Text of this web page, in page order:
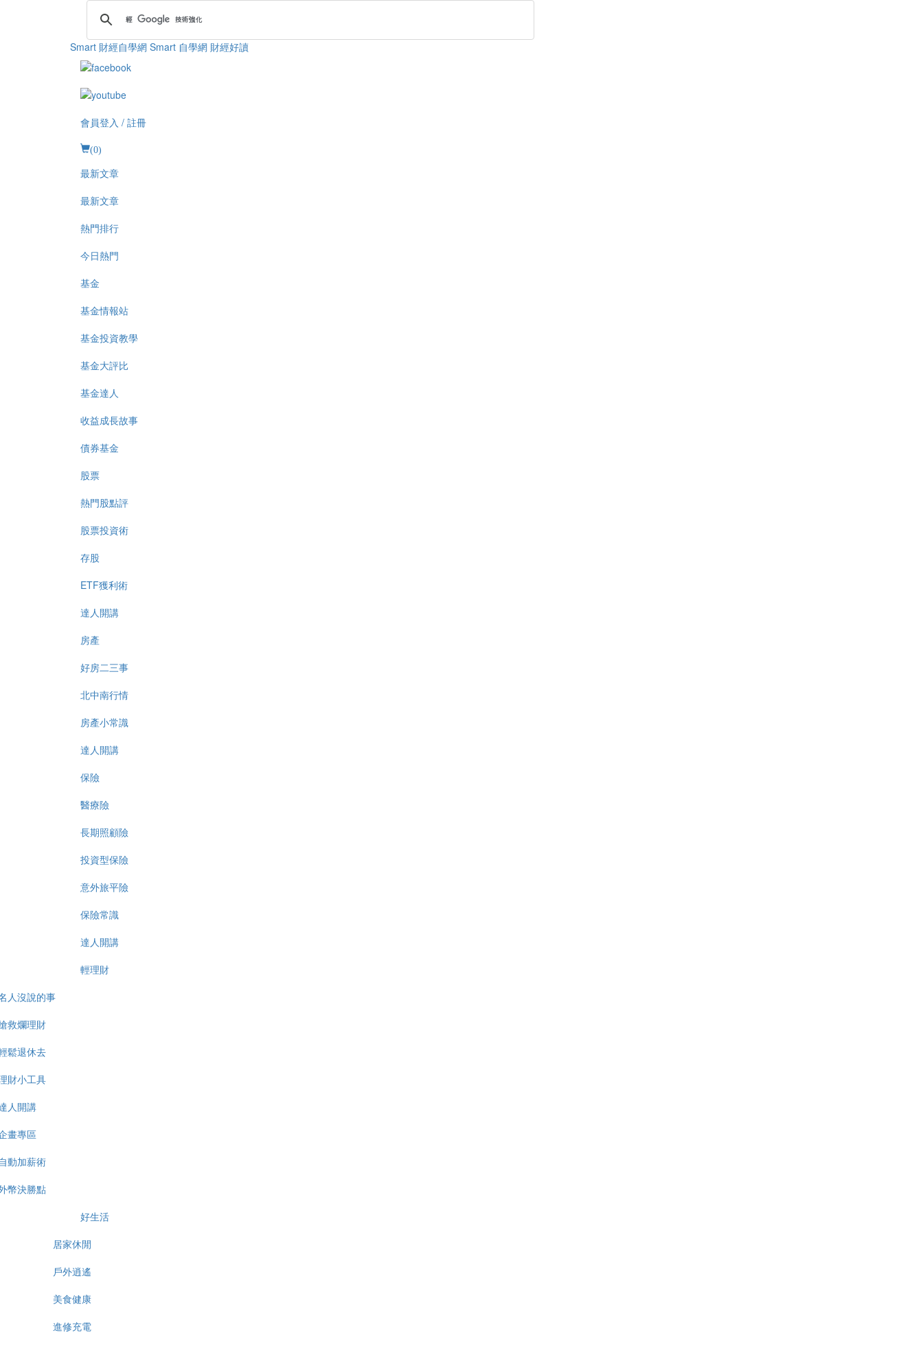
Smart 財經自學網 Smart 自學網 財經好讀
會員登入 / 註冊
(0)
最新文章
最新文章
熱門排行
今日熱門
基金
基金情報站
基金投資教學
基金大評比
基金達人
收益成長故事
債券基金
股票
熱門股點評
股票投資術
存股
ETF獲利術
達人開講
房產
好房二三事
北中南行情
房產小常識
達人開講
保險
醫療險
長期照顧險
投資型保險
意外旅平險
保險常識
達人開講
輕理財
人沒說的事
救爛理財
鬆退休去
財小工具
人開講
畫專區
動加薪術
幣決勝點
好生活
居家休閒
戶外逍遙
美食健康
進修充電